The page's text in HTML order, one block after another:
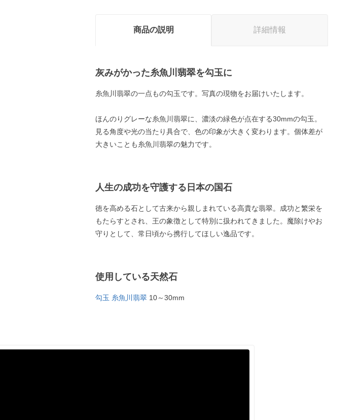
商品の説明 詳細情報
灰みがかった糸魚川翡翠を勾玉に
糸魚川翡翠の一点もの勾玉です。写真の現物をお届けいたします。
ほんのりグレーな糸魚川翡翠に、濃淡の緑色が点在する30mmの勾玉。
見る角度や光の当たり具合で、色の印象が大きく変わります。個体差が
大きいことも糸魚川翡翠の魅力です。
人生の成功を守護する日本の国石
徳を高める石として古来から親しまれている高貴な翡翠。成功と繁栄を
もたらすとされ、王の象徴として特別に扱われてきました。魔除けやお
守りとして、常日頃から携行してほしい逸品です。
使用している天然石
勾玉 糸魚川翡翠10～30mm